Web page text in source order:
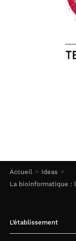
Accueil
Ideas
La bioinformatique :
L’établissement